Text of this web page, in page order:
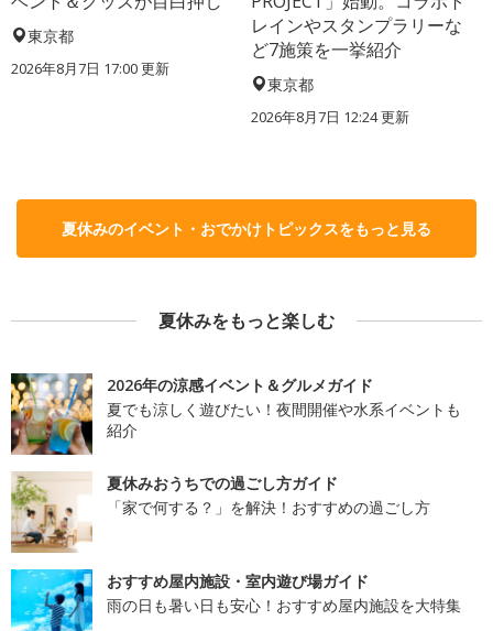
東京都
2026年8月7日 17:00更新
レインやスタンプラリーな
ど7施策を一挙紹介
東京都
2026年8月7日 12:24更新
夏休みのイベント・おでかけトピックスをもっと見る
夏休みをもっと楽しむ
2026年の涼感イベント＆グルメガイド
夏でも涼しく遊びたい！夜間開催や水系イベントも
紹介
夏休みおうちでの過ごし方ガイド
「家で何する？」を解決！おすすめの過ごし方
おすすめ屋内施設・室内遊び場ガイド
雨の日も暑い日も安心！おすすめ屋内施設を大特集